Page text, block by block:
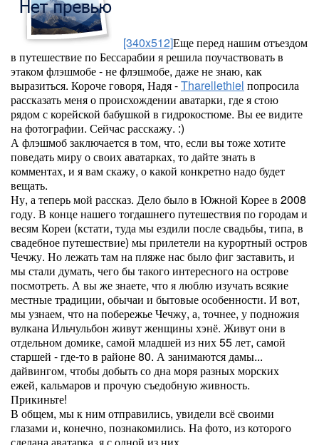
[340x512]Еще перед нашим отъездом
в путешествие по Бессарабии я решила поучаствовать в
этаком флэшмобе - не флэшмобе, даже не знаю, как
выразиться. Короче говоря, Надя -Tharellethiel попросила
рассказать меня о происхождении аватарки, где я стою
рядом с корейской бабушкой в гидрокостюме. Вы ее видите
на фотографии. Сейчас расскажу. :)
А флэшмоб заключается в том, что, если вы тоже хотите
поведать миру о своих аватарках, то дайте знать в
комментах, и я вам скажу, о какой конкретно надо будет
вещать.
Ну, а теперь мой рассказ. Дело было в Южной Корее в 2008
году. В конце нашего тогдашнего путешествия по городам и
весям Кореи (кстати, туда мы ездили после свадьбы, типа, в
свадебное путешествие) мы прилетели на курортный остров
Чечжу. Но лежать там на пляже нас было фиг заставить, и
мы стали думать, чего бы такого интересного на острове
посмотреть. А вы же знаете, что я люблю изучать всякие
местные традиции, обычаи и бытовые особенности. И вот,
мы узнаем, что на побережье Чечжу, а, точнее, у подножия
вулкана Ильчульбон живут женщины хэнё. Живут они в
отдельном домике, самой младшей из них 55 лет, самой
старшей - где-то в районе 80. А занимаются дамы...
дайвингом, чтобы добыть со дна моря разных морских
ежей, кальмаров и прочую съедобную живность.
Прикиньте!
В общем, мы к ним отправились, увидели всё своими
глазами и, конечно, познакомились. На фото, из которого